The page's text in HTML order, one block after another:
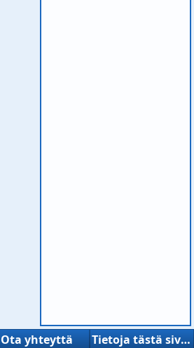
Ota yhteyttä Tietoja tästä sivustosta